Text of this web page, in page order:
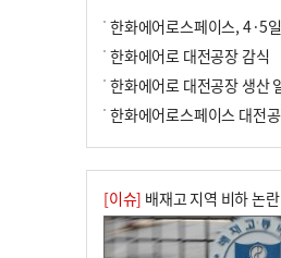
한화에어로 대전공장 감식
[이슈] 배재고 지역 비하 논란